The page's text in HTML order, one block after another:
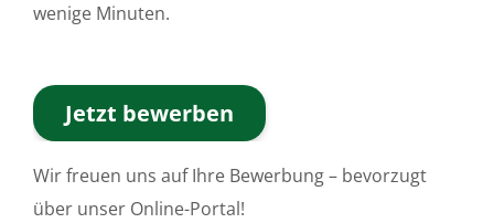
wenige Minuten.
Jetzt bewerben
Wir freuen uns auf Ihre Bewerbung – bevorzugt
über unser Online-Portal!